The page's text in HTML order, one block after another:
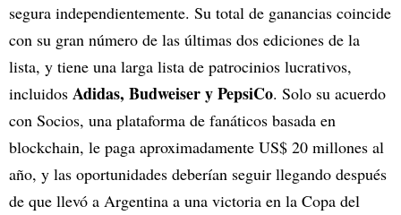
segura independientemente. Su total de ganancias coincide
con su gran número de las últimas dos ediciones de la
lista, y tiene una larga lista de patrocinios lucrativos,
incluidos Adidas, Budweiser y PepsiCo. Solo su acuerdo
con Socios, una plataforma de fanáticos basada en
blockchain, le paga aproximadamente US$ 20 millones al
año, y las oportunidades deberían seguir llegando después
de que llevó a Argentina a una victoria en la Copa del